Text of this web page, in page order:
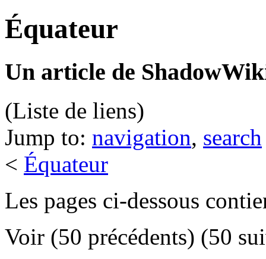
Équateur
Un article de
(Liste de liens)
Jump to: navigation, search
< Équateur
Les pages ci-dessous
Voir (50 précédents) (50